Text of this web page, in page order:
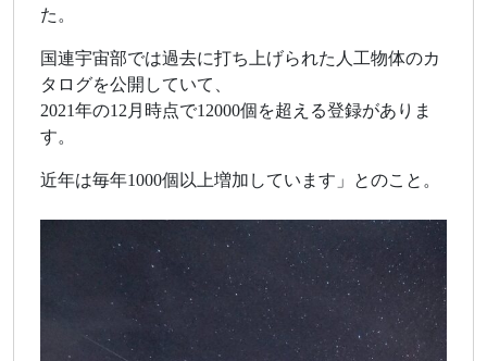
た。
国連宇宙部では過去に打ち上げられた人工物体のカ
タログを公開していて、
2021年の12月時点で12000個を超える登録がありま
す。
近年は毎年1000個以上増加しています」とのこと。